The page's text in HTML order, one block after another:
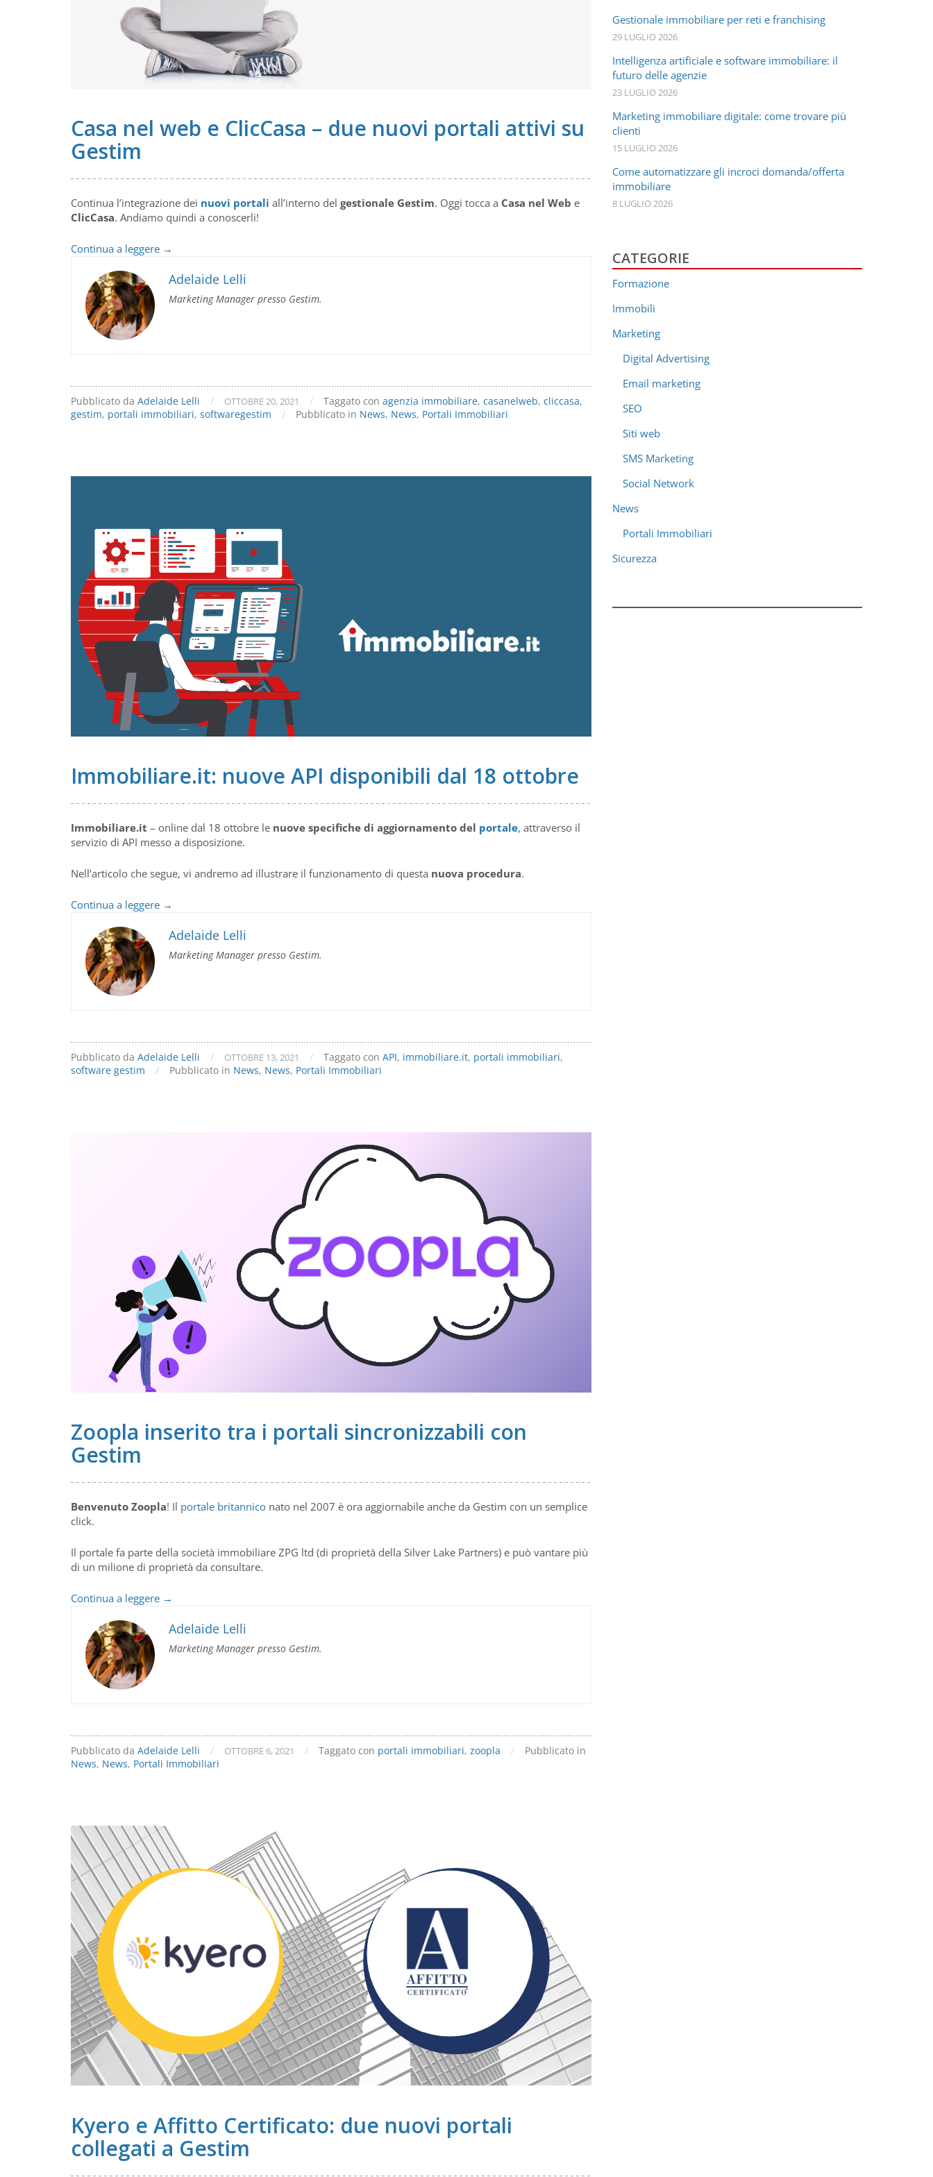
Casa nel web e ClicCasa – due nuovi portali attivi su
Gestim
Continua l’integrazione dei nuovi portali all’interno del gestionale Gestim. Oggi tocca a Casa nel Web e
ClicCasa. Andiamo quindi a conoscerli!
Continua a leggere Casa
web
ClicCasa
su
Gestim
→
Adelaide Lelli
Marketing Manager presso Gestim.
Pubblicato da Adelaide Lelli / OTTOBRE 20, 2021 / Taggato con agenzia immobiliare, casanelweb, cliccasa,
gestim, portali immobiliari, softwaregestim / Pubblicato in News, News, Portali Immobiliari
Immobiliare.it: nuove API disponibili dal 18 ottobre
Immobiliare.it – online dal 18 ottobre le nuove specifiche di aggiornamento del portale, attraverso il
servizio di API messo a disposizione.
Nell’articolo che segue, vi andremo ad illustrare il funzionamento di questa nuova procedura.
Continua a leggere Immobiliare.it:
API
disponibili
dal
→
Adelaide Lelli
Marketing Manager presso Gestim.
Pubblicato da Adelaide Lelli / OTTOBRE 13, 2021 / Taggato con API, immobiliare.it, portali immobiliari,
software gestim
/ Pubblicato in News, News, Portali Immobiliari
Zoopla inserito tra i portali sincronizzabili con
Gestim
Benvenuto Zoopla! Il portale britannico nato nel 2007 è ora aggiornabile anche da Gestim con un semplice
click.
Il portale fa parte della società immobiliare ZPG ltd (di proprietà della Silver Lake Partners) e può vantare più
di un milione di proprietà da consultare.
Continua a leggere Zoopla
tra
portali
→
Adelaide Lelli
Marketing Manager presso Gestim.
Pubblicato da Adelaide Lelli / OTTOBRE 6, 2021 / Taggato con portali immobiliari, zoopla /
Pubblicato in
News, News, Portali Immobiliari
Kyero e Affitto Certificato: due nuovi portali
collegati a Gestim
Gestionale immobiliare per reti e franchising
29 LUGLIO 2026
Intelligenza artificiale e software immobiliare: il
futuro delle agenzie
23 LUGLIO 2026
Marketing immobiliare digitale: come trovare più
clienti
15 LUGLIO 2026
Come automatizzare gli incroci domanda/offerta
immobiliare
8 LUGLIO 2026
CATEGORIE
Formazione
Immobili
Marketing
Digital Advertising
Email marketing
SEO
Siti web
SMS Marketing
Social Network
News
Portali Immobiliari
Sicurezza